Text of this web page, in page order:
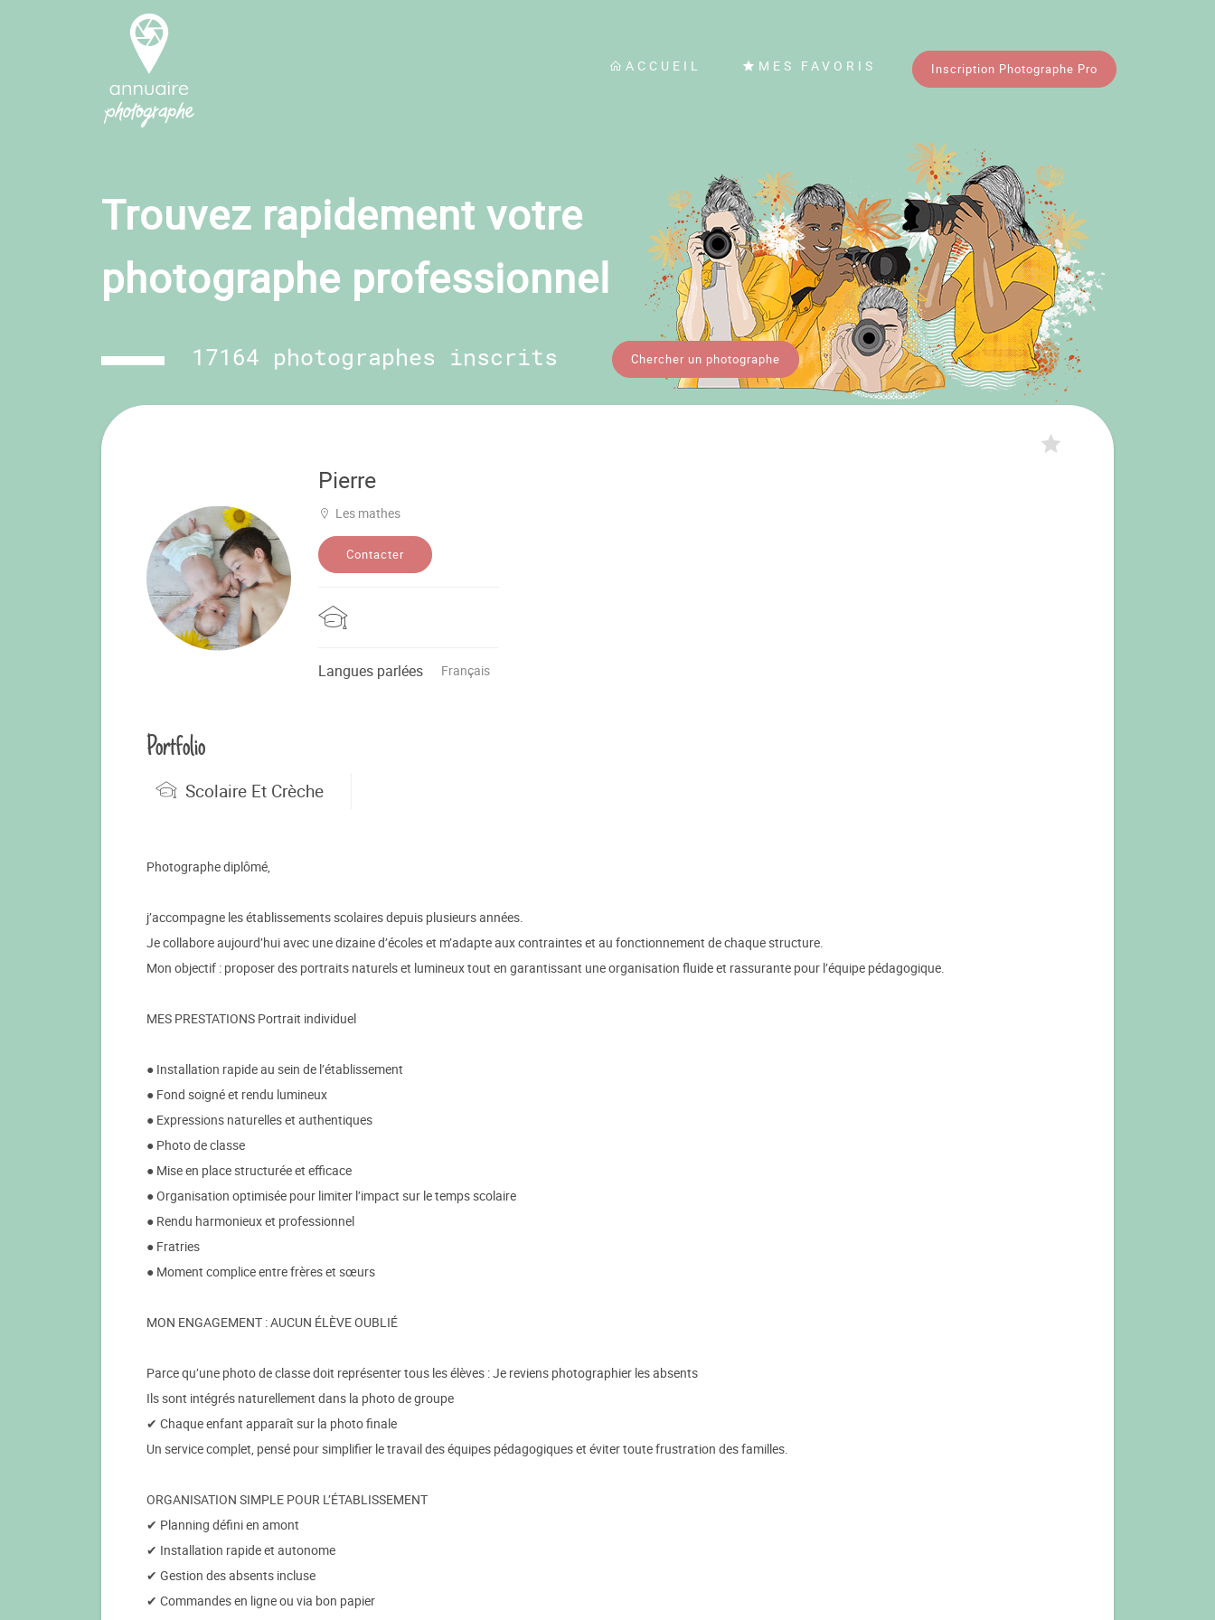
ACCUEIL MES FAVORIS Inscription Photographe Pro
Trouvez rapidement votre
photographe professionnel
17164 photographes inscrits Chercher un photographe
Pierre
Les mathes
Contacter
Langues parlées Français
Portfolio
Scolaire Et Crèche
Photographe diplômé,
j’accompagne les établissements scolaires depuis plusieurs années.
Je collabore aujourd’hui avec une dizaine d’écoles et m’adapte aux contraintes et au fonctionnement de chaque structure.
Mon objectif : proposer des portraits naturels et lumineux tout en garantissant une organisation fluide et rassurante pour l’équipe pédagogique.
MES PRESTATIONS Portrait individuel
● Installation rapide au sein de l’établissement
● Fond soigné et rendu lumineux
● Expressions naturelles et authentiques
● Photo de classe
● Mise en place structurée et efficace
● Organisation optimisée pour limiter l’impact sur le temps scolaire
● Rendu harmonieux et professionnel
● Fratries
● Moment complice entre frères et sœurs
MON ENGAGEMENT : AUCUN ÉLÈVE OUBLIÉ
Parce qu’une photo de classe doit représenter tous les élèves : Je reviens photographier les absents
Ils sont intégrés naturellement dans la photo de groupe
✔ Chaque enfant apparaît sur la photo finale
Un service complet, pensé pour simplifier le travail des équipes pédagogiques et éviter toute frustration des familles.
ORGANISATION SIMPLE POUR L’ÉTABLISSEMENT
✔ Planning défini en amont
✔ Installation rapide et autonome
✔ Gestion des absents incluse
✔ Commandes en ligne ou via bon papier